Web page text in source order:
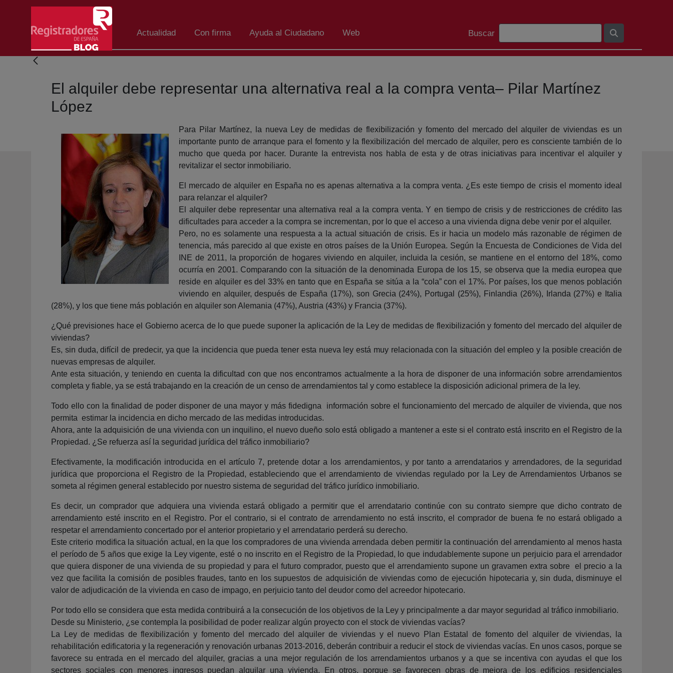
Salta al contingut principal
Actualidad Con firma Ayuda al Ciudadano Web
Barra de cerca
Buscar
El alquiler debe representar una alternativa real a la compra venta– Pilar Martínez
López
Para Pilar Martínez, la nueva Ley de medidas de flexibilización y fomento del mercado del alquiler de viviendas es un
importante punto de arranque para el fomento y la flexibilización del mercado de alquiler, pero es consciente también de lo
mucho que queda por hacer. Durante la entrevista nos habla de esta y de otras iniciativas para incentivar el alquiler y
revitalizar el sector inmobiliario.
El mercado de alquiler en España no es apenas alternativa a la compra venta. ¿Es este tiempo de crisis el momento ideal
para relanzar el alquiler?
El alquiler debe representar una alternativa real a la compra venta. Y en tiempo de crisis y de restricciones de crédito las
dificultades para acceder a la compra se incrementan, por lo que el acceso a una vivienda digna debe venir por el alquiler.
Pero, no es solamente una respuesta a la actual situación de crisis. Es ir hacia un modelo más razonable de régimen de
tenencia, más parecido al que existe en otros países de la Unión Europea. Según la Encuesta de Condiciones de Vida del
INE de 2011, la proporción de hogares viviendo en alquiler, incluida la cesión, se mantiene en el entorno del 18%, como
ocurría en 2001. Comparando con la situación de la denominada Europa de los 15, se observa que la media europea que
reside en alquiler es del 33% en tanto que en España se sitúa a la “cola” con el 17%. Por países, los que menos población
viviendo en alquiler, después de España (17%), son Grecia (24%), Portugal (25%), Finlandia (26%), Irlanda (27%) e Italia
(28%), y los que tiene más población en alquiler son Alemania (47%), Austria (43%) y Francia (37%).
¿Qué previsiones hace el Gobierno acerca de lo que puede suponer la aplicación de la Ley de medidas de flexibilización y fomento del mercado del alquiler de
viviendas?
Es, sin duda, difícil de predecir, ya que la incidencia que pueda tener esta nueva ley está muy relacionada con la situación del empleo y la posible creación de
nuevas empresas de alquiler.
Ante esta situación, y teniendo en cuenta la dificultad con que nos encontramos actualmente a la hora de disponer de una información sobre arrendamientos
completa y fiable, ya se está trabajando en la creación de un censo de arrendamientos tal y como establece la disposición adicional primera de la ley.
Todo ello con la finalidad de poder disponer de una mayor y más fidedigna información sobre el funcionamiento del mercado de alquiler de vivienda, que nos
permita estimar la incidencia en dicho mercado de las medidas introducidas.
Ahora, ante la adquisición de una vivienda con un inquilino, el nuevo dueño solo está obligado a mantener a este si el contrato está inscrito en el Registro de la
Propiedad. ¿Se refuerza así la seguridad jurídica del tráfico inmobiliario?
Efectivamente, la modificación introducida en el artículo 7, pretende dotar a los arrendamientos, y por tanto a arrendatarios y arrendadores, de la seguridad
jurídica que proporciona el Registro de la Propiedad, estableciendo que el arrendamiento de viviendas regulado por la Ley de Arrendamientos Urbanos se
someta al régimen general establecido por nuestro sistema de seguridad del tráfico jurídico inmobiliario.
Es decir, un comprador que adquiera una vivienda estará obligado a permitir que el arrendatario continúe con su contrato siempre que dicho contrato de
arrendamiento esté inscrito en el Registro. Por el contrario, si el contrato de arrendamiento no está inscrito, el comprador de buena fe no estará obligado a
respetar el arrendamiento concertado por el anterior propietario y el arrendatario perderá su derecho.
Este criterio modifica la situación actual, en la que los compradores de una vivienda arrendada deben permitir la continuación del arrendamiento al menos hasta
el período de 5 años que exige la Ley vigente, esté o no inscrito en el Registro de la Propiedad, lo que indudablemente supone un perjuicio para el arrendador
que quiera disponer de una vivienda de su propiedad y para el futuro comprador, puesto que el arrendamiento supone un gravamen extra sobre el precio a la
vez que facilita la comisión de posibles fraudes, tanto en los supuestos de adquisición de viviendas como de ejecución hipotecaria y, sin duda, disminuye el
valor de adjudicación de la vivienda en caso de impago, en perjuicio tanto del deudor como del acreedor hipotecario.
Por todo ello se considera que esta medida contribuirá a la consecución de los objetivos de la Ley y principalmente a dar mayor seguridad al tráfico inmobiliario.
Desde su Ministerio, ¿se contempla la posibilidad de poder realizar algún proyecto con el stock de viviendas vacías?
La Ley de medidas de flexibilización y fomento del mercado del alquiler de viviendas y el nuevo Plan Estatal de fomento del alquiler de viviendas, la
rehabilitación edificatoria y la regeneración y renovación urbanas 2013-2016, deberán contribuir a reducir el stock de viviendas vacías. En unos casos, porque se
favorece su entrada en el mercado del alquiler, gracias a una mejor regulación de los arrendamientos urbanos y a que se incentiva con ayudas el que los
sectores sociales con menores ingresos puedan alquilar una vivienda. En otros, porque se favorecen obras de mejora de los edificios residenciales